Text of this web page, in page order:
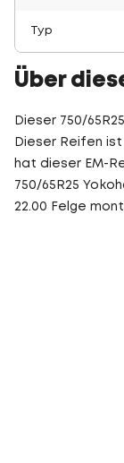
Typ
Über
Dieser 750/
Dieser Reifen
hat dieser EM-
750/65R25
22.00 Felge